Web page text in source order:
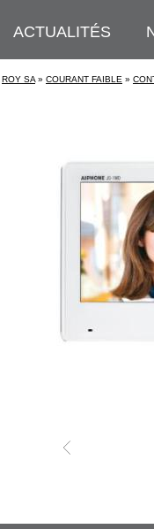
ACTUALITÉS
ROY SA » COURANT FAIBLE »